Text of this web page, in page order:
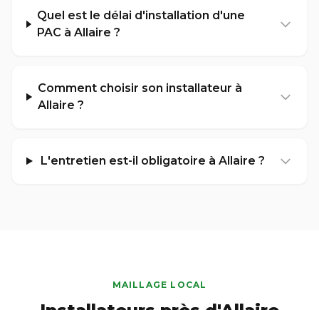
Quel est le délai d'installation d'une
PAC à Allaire ?
Comment choisir son installateur à
Allaire ?
L'entretien est-il obligatoire à Allaire ?
MAILLAGE LOCAL